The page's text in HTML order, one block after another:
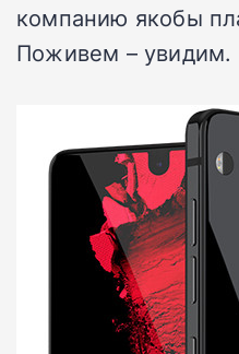
компанию якобы
Поживем – увидим.